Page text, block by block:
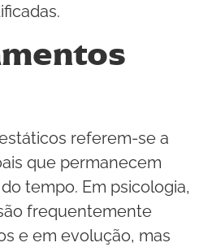
referem-se a
que permanecem
tempo. Em psicologia,
frequentemente
e em evolução, mas